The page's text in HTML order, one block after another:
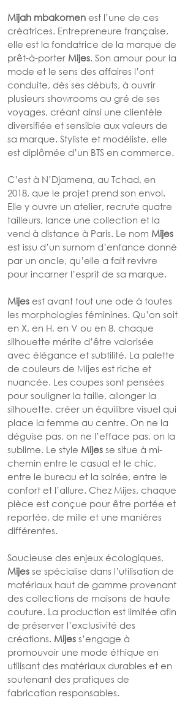
Mijah mbakomen est l’une de ces
créatrices. Entrepreneure française,
elle est la fondatrice de la marque de
prêt-à-porter Mijes. Son amour pour la
mode et le sens des affaires l’ont
conduite, dès ses débuts, à ouvrir
plusieurs showrooms au gré de ses
voyages, créant ainsi une clientèle
diversifiée et sensible aux valeurs de
sa marque. Styliste et modéliste, elle
est diplômée d’un BTS en commerce.
C’est à N’Djamena, au Tchad, en
2018, que le projet prend son envol.
Elle y ouvre un atelier, recrute quatre
tailleurs, lance une collection et la
vend à distance à Paris. Le nom Mijes
est issu d’un surnom d’enfance donné
par un oncle, qu’elle a fait revivre
pour incarner l’esprit de sa marque.
Mijes est avant tout une ode à toutes
les morphologies féminines. Qu’on soit
en X, en H, en V ou en 8, chaque
silhouette mérite d’être valorisée
avec élégance et subtilité. La palette
de couleurs de Mijes est riche et
nuancée. Les coupes sont pensées
pour souligner la taille, allonger la
silhouette, créer un équilibre visuel qui
place la femme au centre. On ne la
déguise pas, on ne l’efface pas, on la
sublime. Le style Mijes se situe à mi-
chemin entre le casual et le chic,
entre le bureau et la soirée, entre le
confort et l’allure. Chez Mijes, chaque
pièce est conçue pour être portée et
reportée, de mille et une manières
différentes.
Soucieuse des enjeux écologiques,
Mijes se spécialise dans l’utilisation de
matériaux haut de gamme provenant
des collections de maisons de haute
couture. La production est limitée afin
de préserver l’exclusivité des
créations. Mijes s’engage à
promouvoir une mode éthique en
utilisant des matériaux durables et en
soutenant des pratiques de
fabrication responsables.